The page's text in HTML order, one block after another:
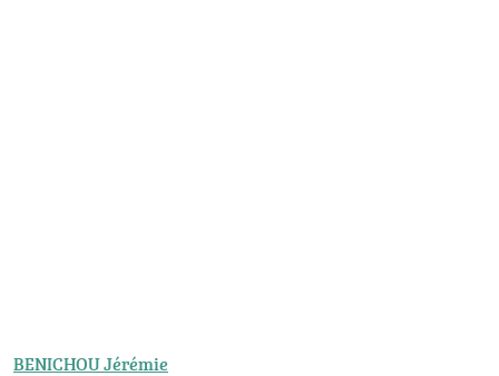
BENICHOU Jérémie